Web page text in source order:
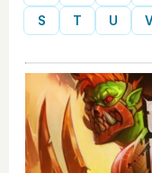
S
T U